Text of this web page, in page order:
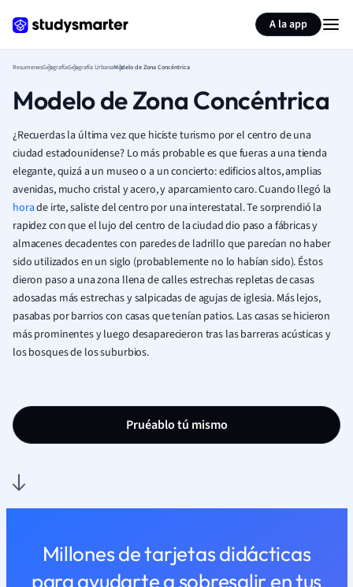
A la app
ResumenesGeografíaGeografía UrbanaModelo de Zona Concéntrica
Modelo de Zona Concéntrica
¿Recuerdas la última vez que hiciste turismo por el centro de una
ciudad estadounidense? Lo más probable es que fueras a una tienda
elegante, quizá a un museo o a un concierto: edificios altos, amplias
avenidas, mucho cristal y acero, y aparcamiento caro. Cuando llegó la
horade irte, saliste del centro por una interestatal. Te sorprendió la
rapidez con que el lujo del centro de la ciudad dio paso a fábricas y
almacenes decadentes con paredes de ladrillo que parecían no haber
sido utilizados en un siglo (probablemente no lo habían sido). Éstos
dieron paso a una zona llena decalles estrechas repletas de casas
adosadas más estrechas y salpicadas de agujas de iglesia. Más lejos,
pasabas por barrios con casas que tenían patios. Las casas se hicieron
más prominentes y luego desaparecieron tras las barreras acústicas y
los bosques de los suburbios.
Pruéablo tú mismo
Millones de tarjetas didácticas
para ayudarte a sobresalir en tus
Resumir página